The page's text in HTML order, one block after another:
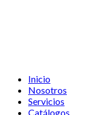
Inicio
Nosotros
Servicios
Catálogos